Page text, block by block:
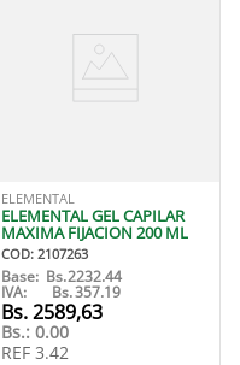
ELEMENTAL
ELEMENTAL GEL CAPILAR
MAXIMA FIJACION 200 ML
COD: 2107263
Base: Bs.2232.44
IVA: Bs.357.19
2589,63
Bs.: 0.00
REF 3.42